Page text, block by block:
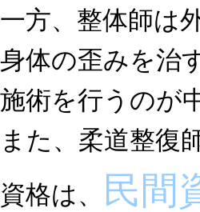
一方、整体師は
身体の歪みを治
施術を行うのが
また、柔道整復
資格は、
民間